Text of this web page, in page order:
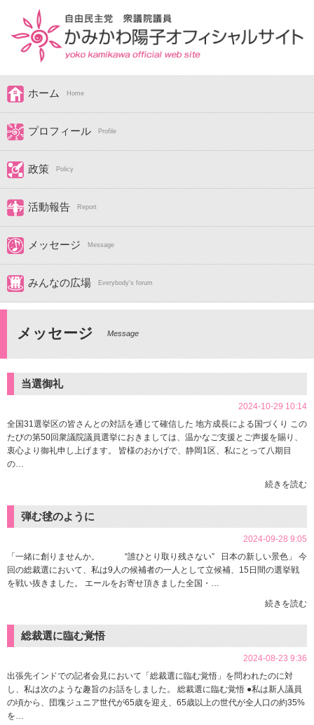
ホーム Home
プロフィール Profile
政策 Policy
活動報告 Report
メッセージ Message
みんなの広場 Everybody's forum
メッセージ Message
当選御礼
2024-10-29 10:14
全国31選挙区の皆さんとの対話を通じて確信した 地方成長による国づくり この
たびの第50回衆議院議員選挙におきましては、温かなご支援とご声援を賜り、
衷心より御礼申し上げます。 皆様のおかげで、静岡1区、私にとって八期目
の…
続きを読む
弾む毬のように
2024-09-28 9:05
「一緒に創りませんか。 “誰ひとり取り残さない” 日本の新しい景色」 今
回の総裁選において、私は9人の候補者の一人として立候補、15日間の選挙戦
を戦い抜きました。 エールをお寄せ頂きました全国・…
続きを読む
総裁選に臨む覚悟
2024-08-23 9:36
出張先インドでの記者会見において「総裁選に臨む覚悟」を問われたのに対
し、私は次のような趣旨のお話をしました。 総裁選に臨む覚悟 ●私は新人議員
の頃から、団塊ジュニア世代が65歳を迎え、65歳以上の世代が全人口の約35%
を…